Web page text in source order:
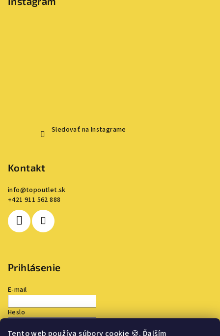
Tento web používa súbory cookie 🍪. Ďalším
Sledovať na Instagrame
Kontakt
info@topoutlet.sk
+421 911 562 888
Prihlásenie
E-mail
Heslo